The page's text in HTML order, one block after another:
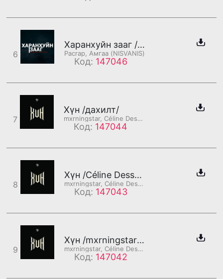
6
Харанхуйн зааг /дахилт/
Pacrap, Амгаа (NISVANIS)
Код: 147046
7
Хүн /дахилт/
mxrningstar, Céline Dessberg
Код: 147044
8
Хүн /Céline Dessberg хэсэг/
mxrningstar, Céline Dessberg
Код: 147043
9
Хүн /mxrningstar хэсэг/
mxrningstar, Céline Dessberg
Код: 147042